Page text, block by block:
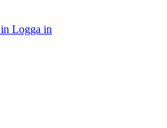
Logga in